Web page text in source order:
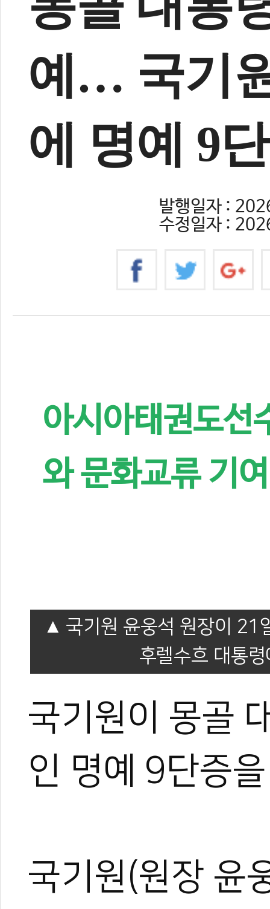
예… 국기
에 명예 9
발행일자 :
수정일자 :
아시아태권도선
와 문화교류 기
국기원 윤웅석 원장이 21
후렐수흐 대통
국기원이 몽골
인 명예 9단증
국기원(원장 윤